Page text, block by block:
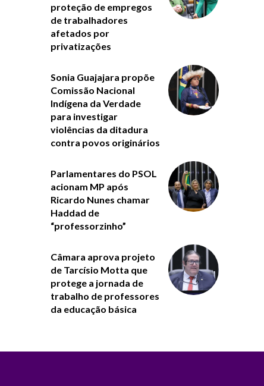
proteção de empregos
de trabalhadores
afetados por
privatizações
Sonia Guajajara propõe
Comissão Nacional
Indígena da Verdade
para investigar
violências da ditadura
contra povos originários
Parlamentares do PSOL
acionam MP após
Ricardo Nunes chamar
Haddad de
“professorzinho”
Câmara aprova projeto
de Tarcísio Motta que
protege a jornada de
trabalho de professores
da educação básica